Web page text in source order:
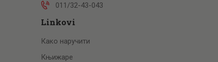
011/32-43-043
Linkovi
Како наручити
Књижаре